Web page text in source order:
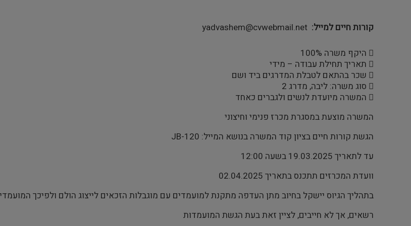
קורות חיים למייל yadvashem@cvwebmail.net
 היקף משרה 100%
 תאריך תחילת עבודה – מידי
 שכר בהתאם לטבלת המדרגים ביד ושם
 סוג משרה: ליבה, מדרג 2
 המשרה מיועדת לנשים ולגברים כאחד
המשרה מוצעת במסגרת מכרז פנימי וחיצוני
הגשת קורות חיים בציון קוד המשרה בנושא המייל: JB-120
עד לתאריך 19.03.2025 בשעה 12:00
וועדת המכרזים תתכנס בתאריך 02.04.2025
בתהליך הגיוס יישקל בחיוב מתן העדפה מתקנת למועמדים עם מוגבלות הזכאים לייצוג הולם ולפיכך
רשאים, אך לא חייבים, לציין זאת בעת הגשת המועמדות